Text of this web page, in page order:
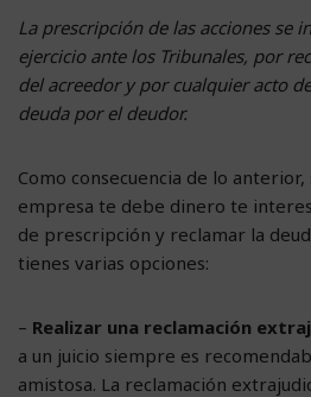
La prescripción de las acciones se
ejercicio ante los Tribunales, por
del acreedor y por cualquier acto
deuda por el deudor.
Como consecuencia de lo
empresa te debe dinero te
de prescripción y reclamar la
tienes varias opciones:
– Realizar una reclamación
a un juicio siempre es
amistosa. La reclamación